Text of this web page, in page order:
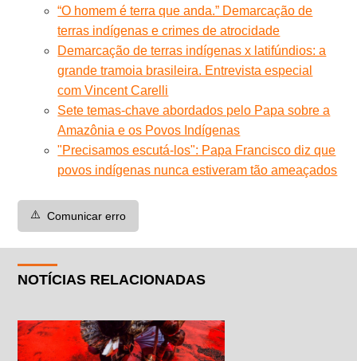
“O homem é terra que anda.” Demarcação de
terras indígenas e crimes de atrocidade
Demarcação de terras indígenas x latifúndios: a
grande tramoia brasileira. Entrevista especial
com Vincent Carelli
Sete temas-chave abordados pelo Papa sobre a
Amazônia e os Povos Indígenas
"Precisamos escutá-los": Papa Francisco diz que
povos indígenas nunca estiveram tão ameaçados
⚠️ Comunicar erro
NOTÍCIAS RELACIONADAS